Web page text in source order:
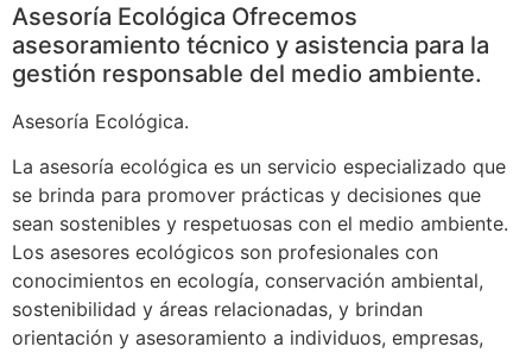
Asesoría Ecológica Ofrecemos
asesoramiento técnico y asistencia para la
gestión responsable del medio ambiente.
Asesoría Ecológica.
La asesoría ecológica es un servicio especializado que
se brinda para promover prácticas y decisiones que
sean sostenibles y respetuosas con el medio ambiente.
Los asesores ecológicos son profesionales con
conocimientos en ecología, conservación ambiental,
sostenibilidad y áreas relacionadas, y brindan
orientación y asesoramiento a individuos, empresas,